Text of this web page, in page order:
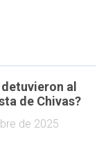
al
de Chivas?
de 2025